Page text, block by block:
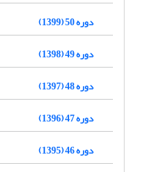
دوره 50 (1399)
دوره 49 (1398)
دوره 48 (1397)
دوره 47 (1396)
دوره 46 (1395)